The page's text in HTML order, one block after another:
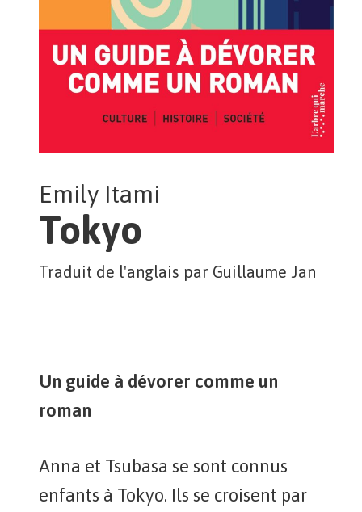
Emily Itami
Tokyo
Traduit de l'anglais par Guillaume Jan
Un guide à dévorer comme un
roman
Anna et Tsubasa se sont connus
enfants à Tokyo. Ils se croisent par